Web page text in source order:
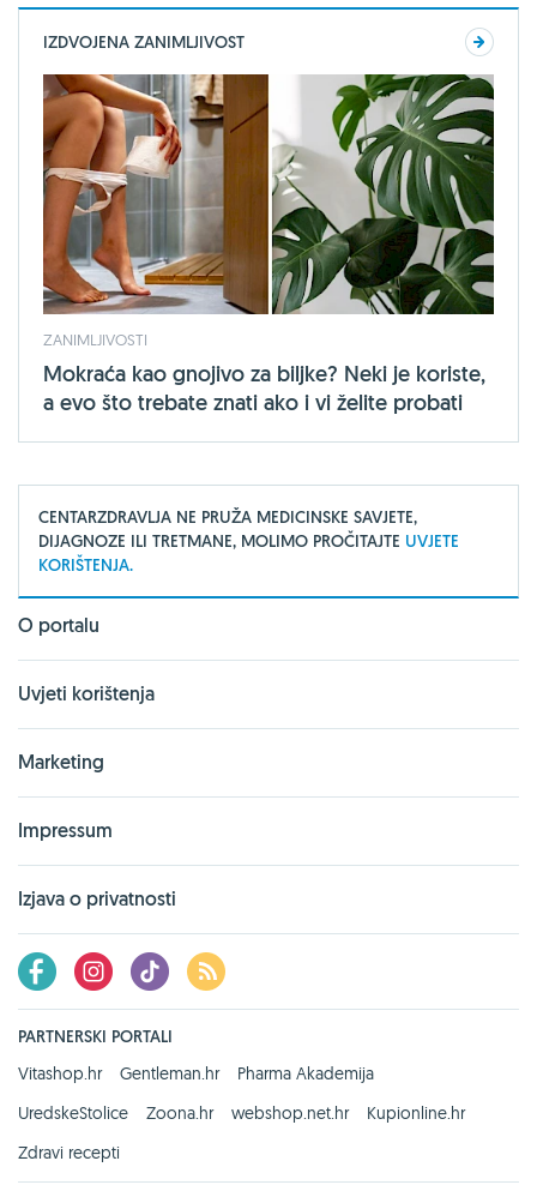
IZDVOJENA ZANIMLJIVOST
ZANIMLJIVOSTI
Mokraća kao gnojivo za biljke? Neki je koriste,
a evo što trebate znati ako i vi želite probati
CENTARZDRAVLJA NE PRUŽA MEDICINSKE SAVJETE,
DIJAGNOZE ILI TRETMANE, MOLIMO PROČITAJTE UVJETE
KORIŠTENJA.
O portalu
Uvjeti korištenja
Marketing
Impressum
Izjava o privatnosti
PARTNERSKI PORTALI
Vitashop.hr
Gentleman.hr
Pharma Akademija
UredskeStolice
Zoona.hr webshop.net.hr
Kupionline.hr
Zdravi recepti